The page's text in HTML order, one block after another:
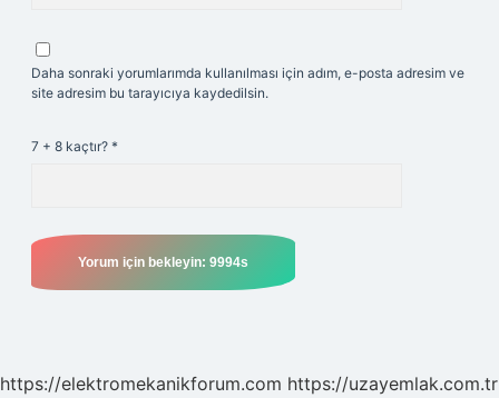
Daha sonraki yorumlarımda kullanılması için adım, e-posta adresim ve
site adresim bu tarayıcıya kaydedilsin.
7 + 8 kaçtır? *
https://elektromekanikforum.com https://uzayemlak.com.tr